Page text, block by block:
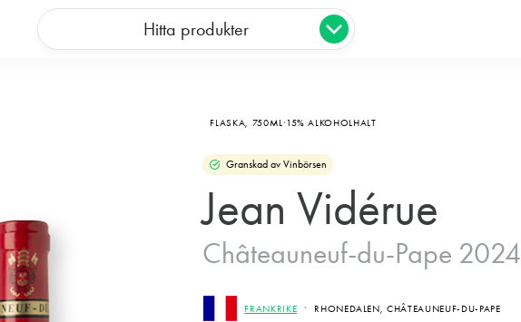
Hitta produkter
FLASKA, 750ML 15% ALKOHOLHALT
Granskad av Vinbörsen
Jean Vidérue
Châteauneuf-du-Pape 2024
FRANKRIKE RHONEDALEN, CHÂTEAUNEUF-DU-PAPE